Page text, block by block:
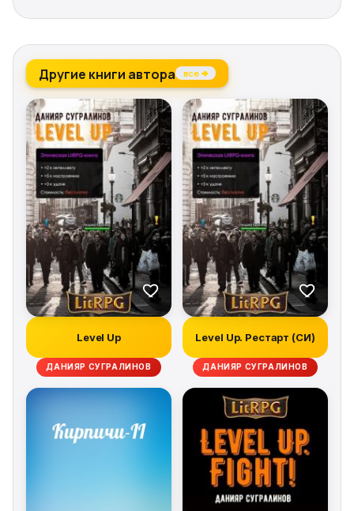
Другие книги автора все →
Level Up
ДАНИЯР СУГРАЛИНОВ
Level Up. Рестарт (СИ)
ДАНИЯР СУГРАЛИНОВ